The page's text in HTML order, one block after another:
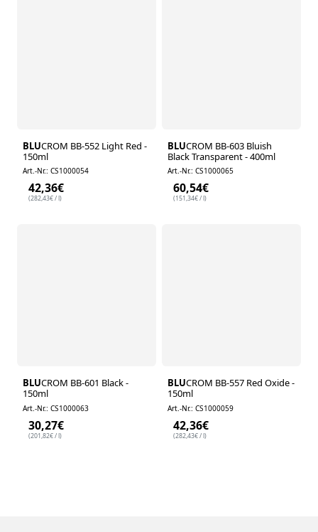
BLUCROM BB-552 Light Red -
150ml
Art.-Nr.: CS1000054
42,36€
(282,43€/ l)
BLUCROM BB-603 Bluish
Black Transparent - 400ml
Art.-Nr.: CS1000065
60,54€
(151,34€/ l)
BLUCROM BB-601 Black -
150ml
Art.-Nr.: CS1000063
30,27€
(201,82€/ l)
BLUCROM BB-557 Red Oxide -
150ml
Art.-Nr.: CS1000059
42,36€
(282,43€/ l)